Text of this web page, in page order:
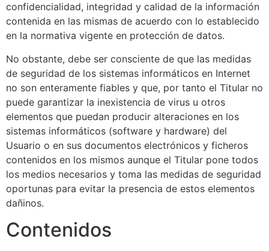
confidencialidad, integridad y calidad de la información
contenida en las mismas de acuerdo con lo establecido
en la normativa vigente en protección de datos.
No obstante, debe ser consciente de que las medidas
de seguridad de los sistemas informáticos en Internet
no son enteramente fiables y que, por tanto el Titular no
puede garantizar la inexistencia de virus u otros
elementos que puedan producir alteraciones en los
sistemas informáticos (software y hardware) del
Usuario o en sus documentos electrónicos y ficheros
contenidos en los mismos aunque el Titular pone todos
los medios necesarios y toma las medidas de seguridad
oportunas para evitar la presencia de estos elementos
dañinos.
Contenidos